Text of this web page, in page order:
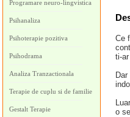
Programare neuro-lingvistica
Psihanaliza
Psihoterapie pozitiva
Psihodrama
Analiza Tranzactionala
Terapie de cuplu si de familie
Gestalt Terapie
Ce
ti-
o